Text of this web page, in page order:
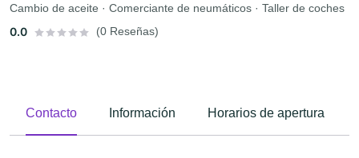
Cambio de aceite · Comerciante de neumáticos · Taller de coches
0.0 (0 Reseñas)
Contacto Información Horarios de apertura